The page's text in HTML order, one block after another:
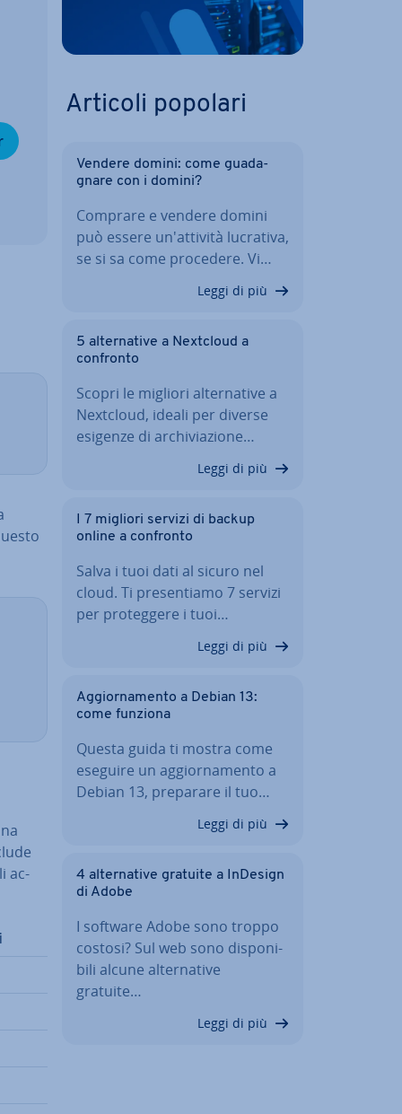
ac­
Articoli popolari
Vendere domini: come gua­da­
gna­re con i domini?
Comprare e vendere domini
può essere un'at­ti­vi­tà lucrativa,
se si sa come procedere. Vi…
Leggi di più
5 al­ter­na­ti­ve a Nextcloud a
confronto
Scopri le migliori al­ter­na­ti­ve a
Nextcloud, ideali per diverse
esigenze di ar­chi­via­zio­ne…
Leggi di più
I 7 migliori servizi di backup
online a confronto
Salva i tuoi dati al sicuro nel
cloud. Ti pre­sen­tia­mo 7 servizi
per pro­teg­ge­re i tuoi…
Leggi di più
Ag­gior­na­men­to a Debian 13:
come funziona
Questa guida ti mostra come
eseguire un ag­gior­na­men­to a
Debian 13, preparare il tuo…
Leggi di più
4 al­ter­na­ti­ve gratuite a InDesign
di Adobe
I software Adobe sono troppo
costosi? Sul web sono di­spo­ni­
bi­li alcune al­ter­na­ti­ve
gratuite…
Leggi di più